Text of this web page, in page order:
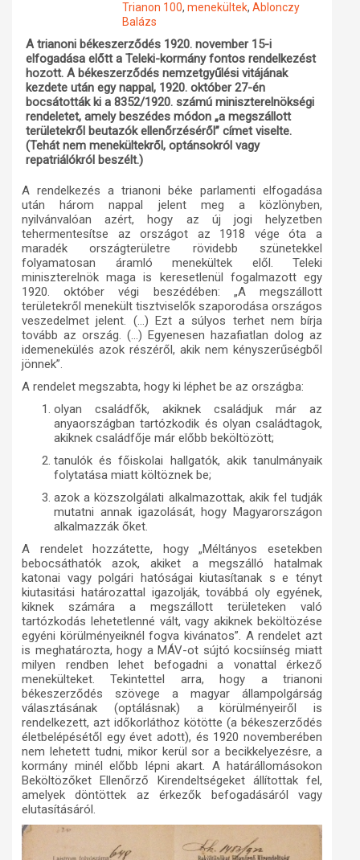
Műhelymunkák
Trianon 100, menekültek, Ablonczy
Balázs
A trianoni békeszerződés 1920. november 15-i
elfogadása előtt a Teleki-kormány fontos rendelkezést
hozott. A békeszerződés nemzetgyűlési vitájának
kezdete után egy nappal, 1920. október 27-én
bocsátották ki a 8352/1920. számú miniszterelnökségi
rendeletet, amely beszédes módon „a megszállott
területekről beutazók ellenőrzéséről” címet viselte.
(Tehát nem menekültekről, optánsokról vagy
repatriálókról beszélt.)
A rendelkezés a trianoni béke parlamenti elfogadása
után három nappal jelent meg a közlönyben,
nyilvánvalóan azért, hogy az új jogi helyzetben
tehermentesítse az országot az 1918 vége óta a
maradék országterületre rövidebb szünetekkel
folyamatosan áramló menekültek elől. Teleki
miniszterelnök maga is keresetlenül fogalmazott egy
1920. október végi beszédében: „A megszállott
területekről menekült tisztviselők szaporodása országos
veszedelmet jelent. (…) Ezt a súlyos terhet nem bírja
tovább az ország. (…) Egyenesen hazafiatlan dolog az
idemenekülés azok részéről, akik nem kényszerűségből
jönnek”.
A rendelet megszabta, hogy ki léphet be az országba:
olyan családfők, akiknek családjuk már az
anyaországban tartózkodik és olyan családtagok,
akiknek családfője már előbb beköltözött;
tanulók és főiskolai hallgatók, akik tanulmányaik
folytatása miatt költöznek be;
azok a közszolgálati alkalmazottak, akik fel tudják
mutatni annak igazolását, hogy Magyarországon
alkalmazzák őket.
A rendelet hozzátette, hogy „Méltányos esetekben
bebocsáthatók azok, akiket a megszálló hatalmak
katonai vagy polgári hatóságai kiutasítanak s e tényt
kiutasitási határozattal igazolják, továbbá oly egyének,
kiknek számára a megszállott területeken való
tartózkodás lehetetlenné vált, vagy akiknek beköltözése
egyéni körülményeiknél fogva kivánatos”. A rendelet azt
is meghatározta, hogy a MÁV-ot sújtó kocsiínség miatt
milyen rendben lehet befogadni a vonattal érkező
menekülteket. Tekintettel arra, hogy a trianoni
békeszerződés szövege a magyar állampolgárság
választásának (optálásnak) a körülményeiről is
rendelkezett, azt időkorláthoz kötötte (a békeszerződés
életbelépésétől egy évet adott), és 1920 novemberében
nem lehetett tudni, mikor kerül sor a becikkelyezésre, a
kormány minél előbb lépni akart. A határállomásokon
Beköltözőket Ellenőrző Kirendeltségeket állítottak fel,
amelyek döntöttek az érkezők befogadásáról vagy
elutasításáról.